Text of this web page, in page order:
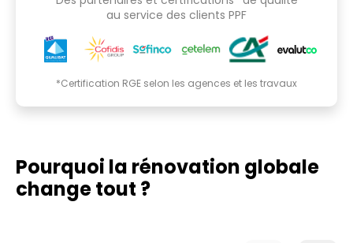
au service des clients PPF
*Certification RGE selon les agences et les travaux
Pourquoi la rénovation globale
change tout ?